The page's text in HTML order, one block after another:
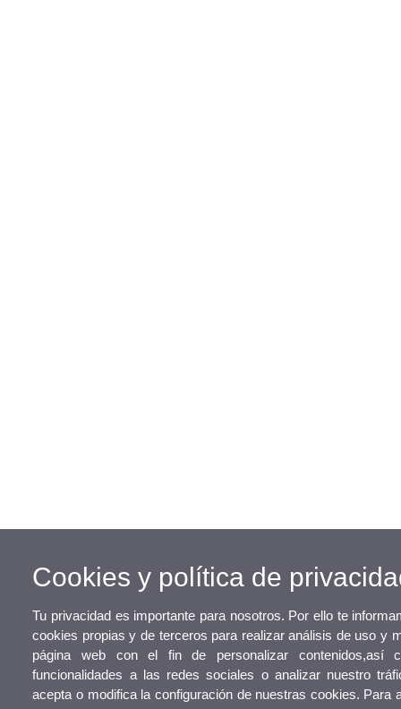
Cookies y política de
Tu privacidad es importante para nosotros. Por ello te
cookies propias y de terceros para realizar análisis de uso y
página web con el fin de personalizar contenidos,así
funcionalidades a las redes sociales o analizar nuestro
acepta o modifica la configuración de nuestras cookies. Para